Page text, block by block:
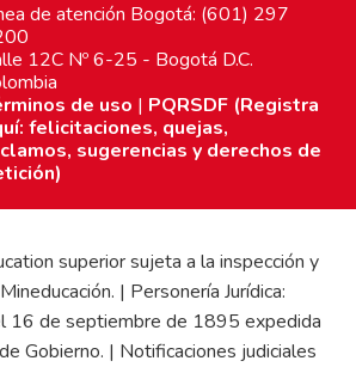
de atención Bogotá: (601) 297
12C Nº 6-25 - Bogotá D.C.
de uso | PQRSDF (Registra
felicitaciones, quejas,
sugerencias y derechos de
superior sujeta a la inspección y
| Personería Jurídica:
16 de septiembre de 1895 expedida
Gobierno. | Notificaciones judiciales